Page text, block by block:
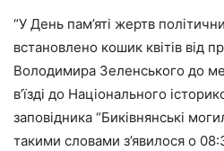
“У День пам’яті жертв
встановлено кошик квітів від
Володимира Зеленського до
в’їзді до Національного
заповідника “Биківнянські
такими словами з’явилося о